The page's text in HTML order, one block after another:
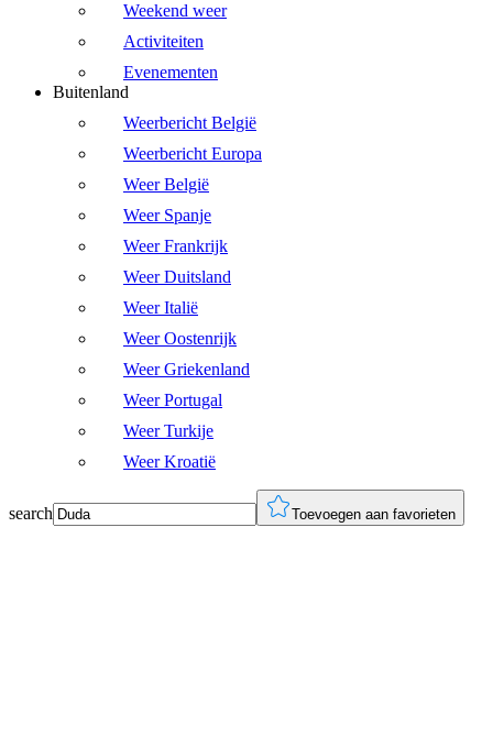
Weekend weer
Activiteiten
Evenementen
Buitenland
Weerbericht België
Weerbericht Europa
Weer België
Weer Spanje
Weer Frankrijk
Weer Duitsland
Weer Italië
Weer Oostenrijk
Weer Griekenland
Weer Portugal
Weer Turkije
Weer Kroatië
search Toevoegen aan favorieten